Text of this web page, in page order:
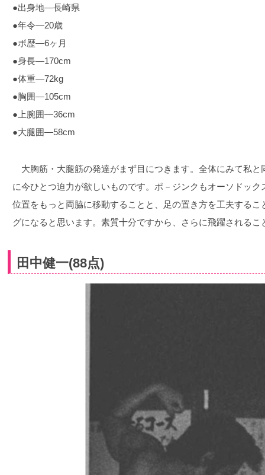
●出身地―長崎県
●年令―20歳
●ボ歴―6ヶ月
●身長―170cm
●体重―72kg
●胸囲―105cm
●上腕囲―36cm
●大腿囲―58cm
大胸筋・大腿筋の発達がまず目につきます。全体にみて私と
に今ひとつ迫力が欲しいものです。ポ－ジンクもオーソドッ
位置をもっと両脇に移動することと、足の置き方を工夫する
グになると思います。素質十分ですから、さらに飛躍されるこ
田中健一(88点)